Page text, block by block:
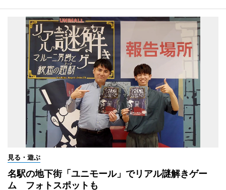
見る・遊ぶ
名駅の地下街「ユニモール」でリアル謎解きゲー
ム フォトスポットも